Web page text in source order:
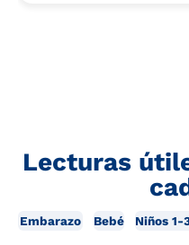
Lecturas
Embarazo Bebé Niños 1-